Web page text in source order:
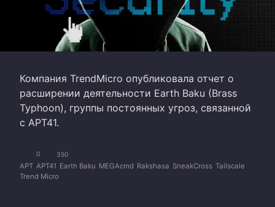
Компания TrendMicro опубликовала отчет о
расширении деятельности Earth Baku (Brass
Typhoon), группы постоянных угроз, связанной
с APT41.
0 350
APT APT41 Earth Baku MEGAcmd Rakshasa SneakCross Tailscale
Trend Micro